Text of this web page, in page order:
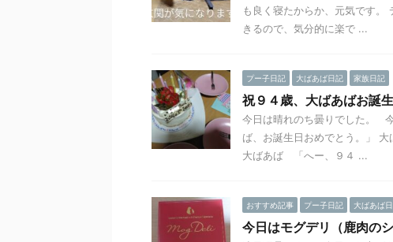
も良く寝たからか、元気です。
きるので、気分的に楽で ...
プー子日記 大ばあば日記 家族日記
祝９４歳、大ばあばお誕
今日は晴れのち曇りでした。
ば、お誕生日おめでとう。」
大ばあば 「へー、９４ ...
おすすめ記事 プー子日記 大ばあば
今日はモグデリ（鹿肉の